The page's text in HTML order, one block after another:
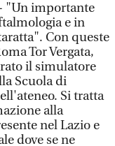
"Un importante
e in
Con queste
Tor Vergata,
il simulatore
Scuola di
Si tratta
alla
nel Lazio e
dove se ne